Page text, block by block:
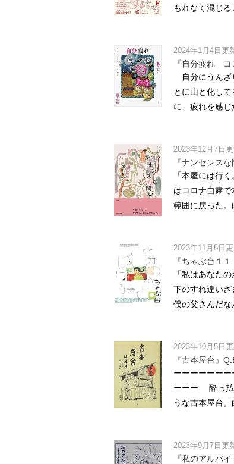
もれなく混じ
2024年1月4日更
『自分疲れ コ
自分にうんざ
とに山と化し
に、疲れを感
2023年12月7日
『ナンセンス
「本屋には行
はコロナ自粛
範囲に戻った。
2023年11月8日
『ちゃぶ台１
「私はあなた
下のすれ違いざ
僕の父さんだな
2023年10月5日
『古本屋台』
ーーーーーー
ーーー 酔っ払
うな古本屋台
2023年9月7日更
『私のアルバ